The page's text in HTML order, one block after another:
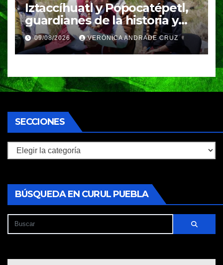
Iztaccíhuatl y Popocatépetl,
guardianes de la historia y
fuentes de vida para Puebla:
Armenta
09/08/2026 VERÓNICA ANDRADE CRUZ
SECCIONES
Secciones
BÚSQUEDA EN CURUL PUEBLA